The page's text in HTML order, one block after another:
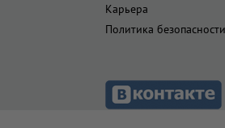
Карьера
Политика безопасности